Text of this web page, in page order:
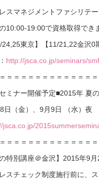
スマネジメントファシリテ
10:00-19:00で資格取得でき
東京】【11/21,22金沢0
http://jsca.co.jp/seminars/
＝＝＝＝＝＝＝＝＝＝＝＝
ミナー開催予定■2015年 夏
日（金）、9月9日 （水）夜
jsca.co.jp/
＝＝＝＝＝＝＝＝＝＝＝＝
特別講座＠金沢】2015年9
スチェック制度施行前に、